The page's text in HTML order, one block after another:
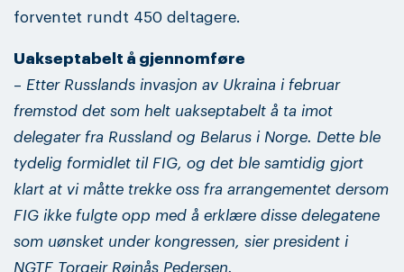
forventet rundt 450 deltagere.
Uakseptabelt å gjennomføre
– Etter Russlands invasjon av Ukraina i februar
fremstod det som helt uakseptabelt å ta imot
delegater fra Russland og Belarus i Norge. Dette ble
tydelig formidlet til FIG, og det ble samtidig gjort
klart at vi måtte trekke oss fra arrangementet dersom
FIG ikke fulgte opp med å erklære disse delegatene
som uønsket under kongressen, sier president i
NGTF Torgeir Røinås Pedersen.